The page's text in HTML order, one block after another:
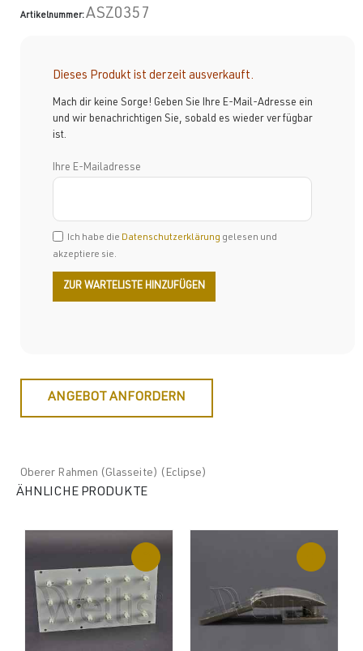
Artikelnummer:ASZ0357
Dieses Produkt ist derzeit ausverkauft.
Mach dir keine Sorge! Geben Sie Ihre E-Mail-Adresse ein
und wir benachrichtigen Sie, sobald es wieder verfügbar
ist.
Ihre E-Mailadresse
Ich habe die Datenschutzerklärung gelesen und
akzeptiere sie.
ANGEBOT ANFORDERN
Oberer Rahmen (Glasseite) (Eclipse)
ÄHNLICHE PRODUKTE